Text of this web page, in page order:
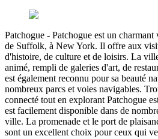
Patchogue - Patchogue est un
de Suffolk, à New York. Il offre aux
d'histoire, de culture et de loisirs. La
animé, rempli de galeries d'art, de
est également reconnu pour sa beauté
nombreux parcs et voies navigables.
connecté tout en explorant Patchogue
est facilement disponible dans de
ville. La promenade et le port de
sont un excellent choix pour ceux qui